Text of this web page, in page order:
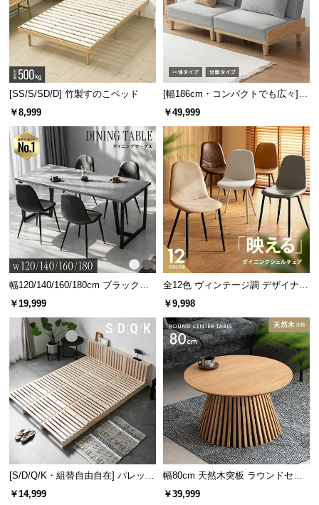
[SS/S/SD/D] 竹製すのこベッド
￥8,999
[幅186cm・コンパクトでも広々] 3
人掛けソファベッド リクライニン
￥49,999
幅120/140/160/180cm ブラックフ
レーム ダイニング 大理石調 4人掛
￥19,999
全12色 ヴィンテージ調 デザイナー
ズシェルチェア
￥9,998
[S/D/Q/K・組替自由自在] パレット
ベッド 8/12/16枚セット
￥14,999
幅80cm 天然木突板 ラウンドセン
ターテーブル 美しい格子デザイン
￥39,999